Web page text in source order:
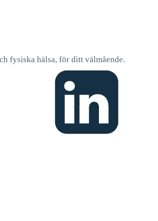
fysiska hälsa, för ditt välmående.